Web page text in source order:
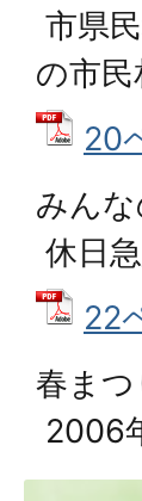
市県
の市民
20
みん
休日
22
春ま
2006